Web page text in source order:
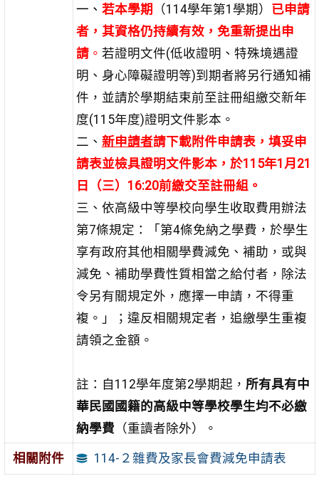
一、 若本學期 （114學年第1學期） 已申請
者，其資格仍持續有效，免重新提出申
請。 若證明文件(低收證明、特殊境遇證
明、身心障礙證明等)到期者將另行通知補
件，並請於學期結束前至註冊組繳交新年
度(115年度)證明文件影本。
二、 新申請者請下載附件申請表，填妥申
請表並檢具證明文件影本，於115年1 月 21
日（三） 16:20前繳交至註冊組。
三、依高級中等學校向學生收取費用辦法
第7條規定：「第4條免納之學費，於學生
享有政府其他相關學費減免、補助，或與
減免、補助學費性質相當之給付者，除法
令另有關規定外，應擇一申請，不得重
複。」；違反相關規定者，追繳學生重複
請領之金額。
註：自112學年度第2學期起， 所有具有中
華民國國籍的高級中等學校學生均不必繳
納學費 （重讀者除外）。
相關附件 114-２雜費及家長會費減免申請表